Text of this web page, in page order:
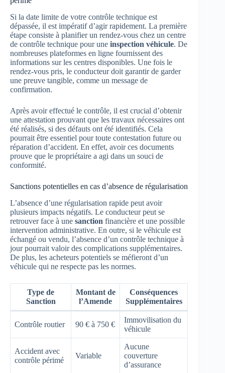
Si la date limite de votre contrôle technique est
dépassée, il est impératif d’agir rapidement. La première
étape consiste à planifier un rendez-vous chez un centre
de contrôle technique pour une inspection véhicule. De
nombreuses plateformes en ligne fournissent des
informations sur les centres disponibles. Une fois le
rendez-vous pris, le conducteur doit garantir de garder
une preuve tangible, comme un message de
confirmation.
Après avoir effectué le contrôle, il est crucial d’obtenir
une attestation prouvant que les travaux nécessaires ont
été réalisés, si des défauts ont été identifiés. Cela
pourrait être essentiel pour toute contestation future ou
réparation d’accident. En effet, avoir ces documents
prouve que le propriétaire a agi dans un souci de
conformité.
Sanctions potentielles en cas d’absence de régularisation
L’absence d’une régularisation rapide peut avoir
plusieurs impacts négatifs. Le conducteur peut se
retrouver face à une sanction financière et une possible
intervention administrative. En outre, si le véhicule est
échangé ou vendu, l’absence d’un contrôle technique à
jour pourrait valoir des complications supplémentaires.
De plus, les acheteurs potentiels se méfieront d’un
véhicule qui ne respecte pas les normes.
Type de
Sanction
Montant de
l’Amende
Conséquences
Supplémentaires
Contrôle routier 90 € à 750 €
Immovilisation du
véhicule
Accident avec
contrôle périmé
Variable
Aucune
couverture
d’assurance